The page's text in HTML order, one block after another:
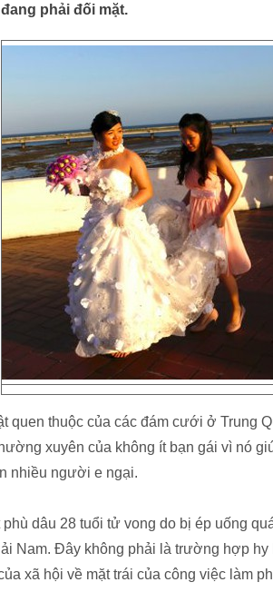
phải đối mặt.
quen thuộc của các đám cưới ở Trung
xuyên của không ít bạn gái vì nó
nhiều người e ngại.
phù dâu 28 tuổi tử vong do bị ép uống
Nam. Đây không phải là trường hợp
xã hội về mặt trái của công việc làm